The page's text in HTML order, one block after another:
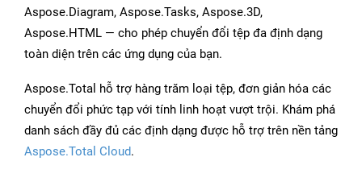
Aspose.Diagram, Aspose.Tasks, Aspose.3D,
Aspose.HTML — cho phép chuyển đổi tệp đa định dạng
toàn diện trên các ứng dụng của bạn.
Aspose.Total hỗ trợ hàng trăm loại tệp, đơn giản hóa các
chuyển đổi phức tạp với tính linh hoạt vượt trội. Khám phá
danh sách đầy đủ các định dạng được hỗ trợ trên nền tảng
Aspose.Total Cloud.